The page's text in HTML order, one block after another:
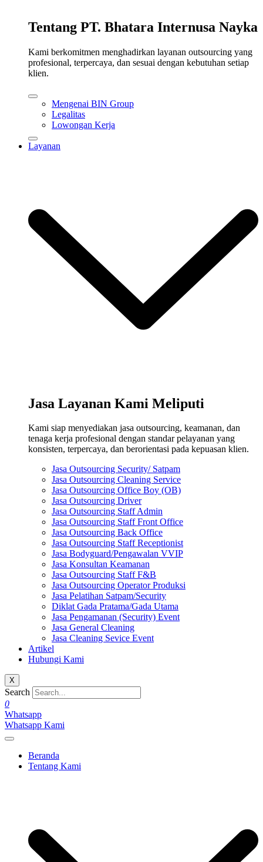
Tentang PT. Bhatara Internusa Nayka
Kami berkomitmen menghadirkan layanan outsourcing yang
profesional, terpercaya, dan sesuai dengan kebutuhan setiap
klien.
Mengenai BIN Group
Legalitas
Lowongan Kerja
Layanan
Jasa Layanan Kami Meliputi
Kami siap menyediakan jasa outsourcing, keamanan, dan
tenaga kerja profesional dengan standar pelayanan yang
konsisten, terpercaya, dan berorientasi pada kepuasan klien.
Jasa Outsourcing Security/ Satpam
Jasa Outsourcing Cleaning Service
Jasa Outsourcing Office Boy (OB)
Jasa Outsourcing Driver
Jasa Outsourcing Staff Admin
Jasa Outsourcing Staff Front Office
Jasa Outsourcing Back Office
Jasa Outsourcing Staff Receptionist
Jasa Bodyguard/Pengawalan VVIP
Jasa Konsultan Keamanan
Jasa Outsourcing Staff F&B
Jasa Outsourcing Operator Produksi
Jasa Pelatihan Satpam/Security
Diklat Gada Pratama/Gada Utama
Jasa Pengamanan (Security) Event
Jasa General Cleaning
Jasa Cleaning Sevice Event
Artikel
Hubungi Kami
X
Search
0
Whatsapp
Whatsapp Kami
Beranda
Tentang Kami